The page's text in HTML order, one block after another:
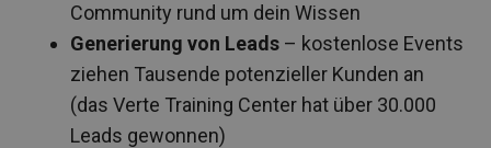
Community rund um dein Wissen
Generierung von Leads – kostenlose Events
ziehen Tausende potenzieller Kunden an
(das Verte Training Center hat über 30.000
Leads gewonnen)